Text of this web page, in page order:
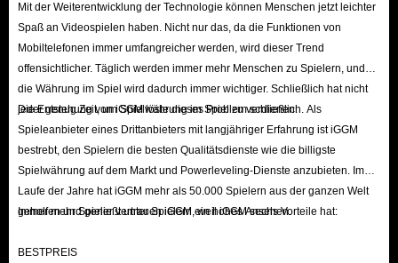
Mit der Weiterentwicklung der Technologie können Menschen jetzt leichter
Spaß an Videospielen haben. Nicht nur das, da die Funktionen von
Mobiltelefonen immer umfangreicher werden, wird dieser Trend
offensichtlicher. Täglich werden immer mehr Menschen zu Spielern, und
die Währung im Spiel wird dadurch immer wichtiger. Schließlich hat nicht
jeder genug Zeit, um Spielwährung im Spiel zu verdienen.
Die Entstehung von iGGM löste dieses Problem schließlich. Als
Spieleanbieter eines Drittanbieters mit langjähriger Erfahrung ist iGGM
bestrebt, den Spielern die besten Qualitätsdienste wie die billigste
Spielwährung auf dem Markt und Powerleveling-Dienste anzubieten. Im
Laufe der Jahre hat iGGM mehr als 50.000 Spielern aus der ganzen Welt
geholfen und genießt unter Spielern ein hohes Ansehen.
Immer mehr Spieler vertrauen iGGM, weil iGGM sechs Vorteile hat:
BESTPREIS